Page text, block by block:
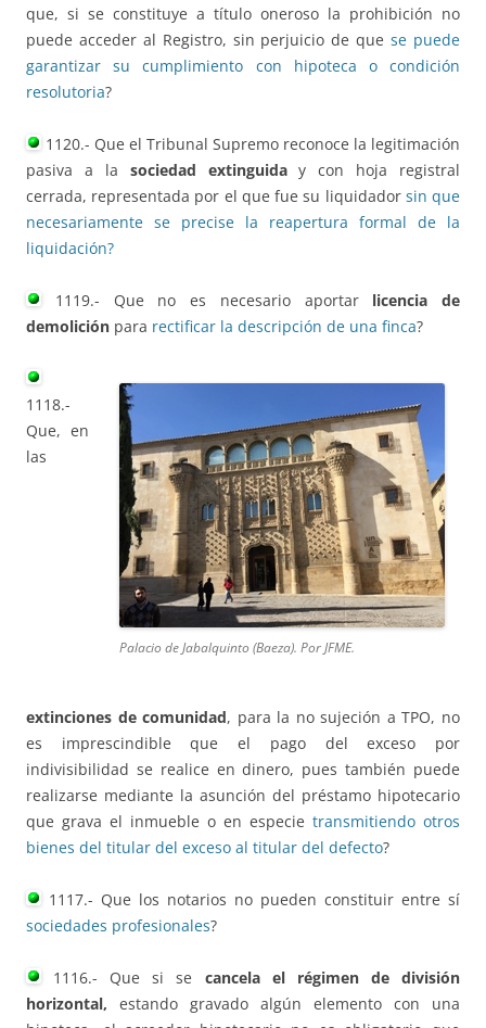
que, si se constituye a título oneroso la prohibición no
puede acceder al Registro, sin perjuicio de quese puede
garantizar su cumplimiento con hipoteca o condición
resolutoria?
1120.- Que el Tribunal Supremo reconoce la legitimación
pasiva a la sociedad extinguiday con hoja registral
cerrada, representada por el que fue su liquidador sin que
necesariamente se precise la reapertura formal de la
liquidación?
1119.- Que no es necesario aportar licencia de
demolición para rectificar la descripción de una finca?
Palacio de Jabalquinto (Baeza). Por JFME.
1118.-
Que, en
las
extinciones de comunidad, para la no sujeción a TPO, no
es imprescindible que el pago del exceso por
indivisibilidad se realice en dinero, pues también puede
realizarse mediante la asunción del préstamo hipotecario
que grava el inmueble o en especie transmitiendo otros
bienes del titular del exceso al titular del defecto?
1117.- Que los notarios no pueden constituir entre sí
sociedades profesionales?
1116.- Que si se cancela el régimen de división
horizontal, estando gravado algún elemento con una